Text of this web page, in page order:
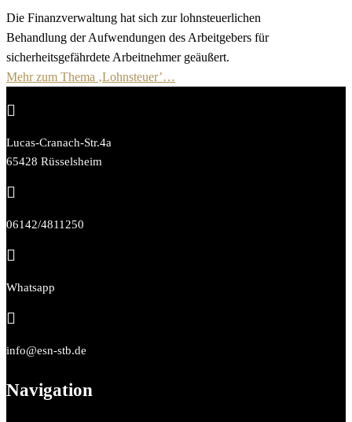
Die Finanzverwaltung hat sich zur lohnsteuerlichen
Behandlung der Aufwendungen des Arbeitgebers für
sicherheitsgefährdete Arbeitnehmer geäußert.
Mehr zum Thema ‚Lohnsteuer’…

Lucas-Cranach-Str.4a
65428 Rüsselsheim

06142/4811250

Whatsapp

info@esn-stb.de
Navigation